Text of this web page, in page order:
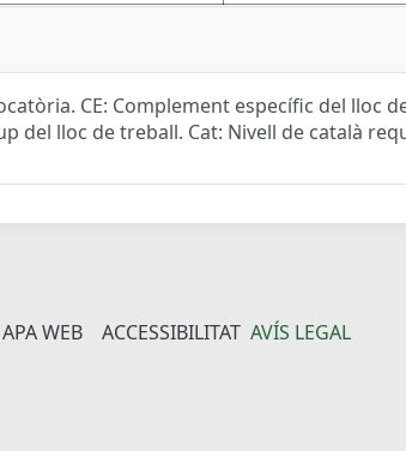
CE: Complement específic del lloc
del lloc de treball. Cat: Nivell de català
WEB ACCESSIBILITAT AVÍS LEGAL